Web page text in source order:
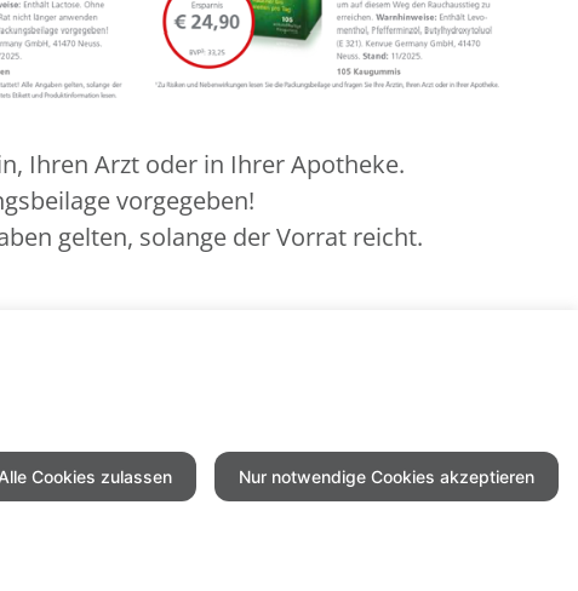
Ihren Arzt oder in Ihrer Apotheke.
vorgegeben!
gelten, solange der Vorrat reicht.
Ihren Tierarzt oder in Ihrer Apotheke.
Alle Cookies zulassen Nur notwendige Cookies akzeptieren